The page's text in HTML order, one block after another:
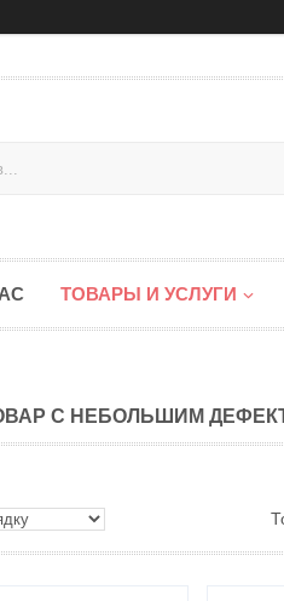
ТОВАРЫ И УСЛУГИ
С НЕБОЛЬШИМ